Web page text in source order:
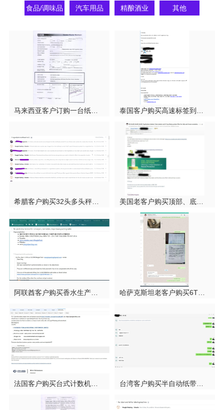
食品/调味品 汽车用品 精酿酒业 其他
马来西亚客户订购一台纸箱自适应封箱机 泰国客户购买高速标签到标签复卷机120m/小时复卷机
希腊客户购买32头多头秤称重混合颗粒灌装机 美国老客户购买顶部、底部2面贴标机
阿联酋客户购买香水生产线的传送带输送系统和瓶子转盘 哈萨克斯坦老客户购买6T单冲压片机压片机
法国客户购买台式计数机，胶囊灌装计数器 台湾客户购买半自动纸带捆扎机台式型